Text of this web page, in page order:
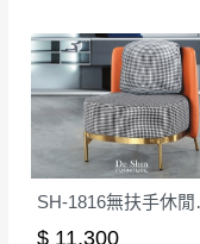
寶貴時間。
如遇自然災害
事，而危及運
或停止運送服務
百貨公司配送
至百貨公司卸
遇百貨周年慶
行吸收(另
會進行維修
到貨7日內
若非商品
形，我們
如欲放置
有商品一
SH-
$ 11,300